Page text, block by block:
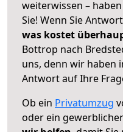
weiterwissen –
Sie! Wenn Sie
was kostet
Bottrop nach
uns, denn wir haben
Antwort auf Ihre
Ob ein Privatumzug
oder ein